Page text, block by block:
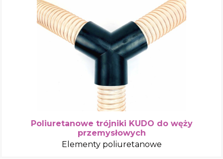
Poliuretanowe trójniki KUDO do węży
przemysłowych
Elementy poliuretanowe